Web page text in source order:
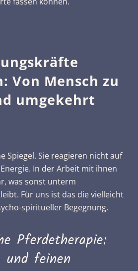
Von Mensch zu
umgekehrt
Spiegel. Sie reagieren nicht auf
In der Arbeit mit ihnen
was sonst unterm
Für uns ist das die vielleicht
spiritueller Begegnung.
Pferdetherapie:
und feinen